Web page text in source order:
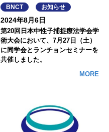
BNCT お知らせ
2024年8月6日
第20回日本中性子捕捉療法学会学
術大会において、7月27日（土）
に同学会とランチョンセミナーを
共催しました。
MORE